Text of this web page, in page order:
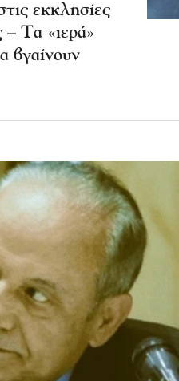
εκκλησίες
– Τα «ιερά»
βγαίνουν